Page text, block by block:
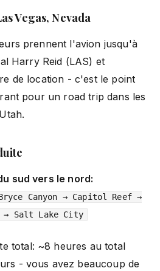
Vegas, Nevada
prennent l'avion jusqu'à
Harry Reid (LAS) et
de location - c'est le point
pour un road trip dans les
sud vers le nord:
Canyon → Capitol Reef →
→ Salt Lake City
total: ~8 heures au total
- vous avez beaucoup de